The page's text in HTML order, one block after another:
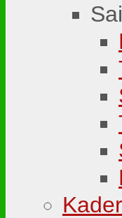
Kader